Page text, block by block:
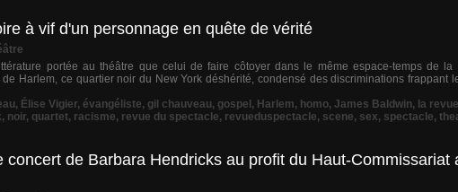
à vif d'un personnage en quête de vérité
portée au théâtre que celui de faire côtoyer dans le même espace-temps de la
Harlem, ce quartier noir du New York déshérité, condensé des discriminations frappant
, Élise Vigier, évangéliste, gil chauveau, gospel , Harlem, homo, James Baldwin, la
, noir, quartet, racisme, revue du spectacle, revueduspectacle, scene, sex, spectacle,
de Barbara Hendricks au profit du Haut-Commissariat